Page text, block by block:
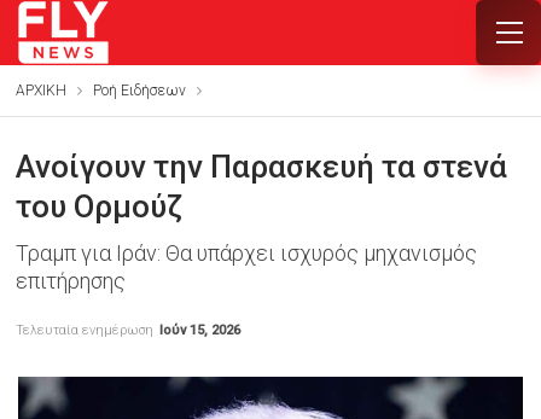
ΑΡΧΙΚΗ Ροή Ειδήσεων
Ανοίγουν την Παρασκευή τα στενά
του Ορμούζ
Τραμπ για Ιράν: Θα υπάρχει ισχυρός μηχανισμός
επιτήρησης
Τελευταία ενημέρωση Ιούν 15, 2026